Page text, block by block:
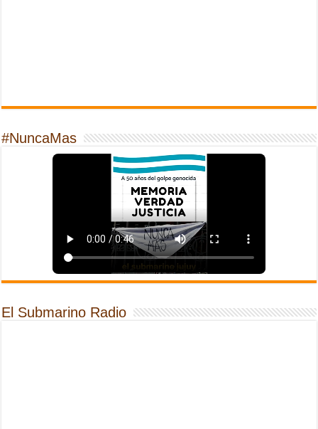
#NuncaMas
El Submarino Radio